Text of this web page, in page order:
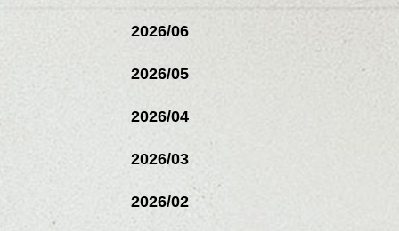
2026/06
2026/05
2026/04
2026/03
2026/02